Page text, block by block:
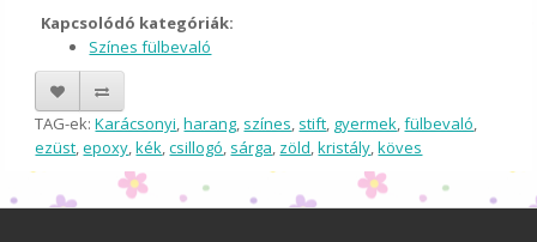
Kapcsolódó kategóriák:
Színes fülbevaló
TAG-ek:Karácsonyi,harang, színes, stift, gyermek,fülbevaló,
ezüst,epoxy,kék,csillogó, sárga, zöld,kristály,köves